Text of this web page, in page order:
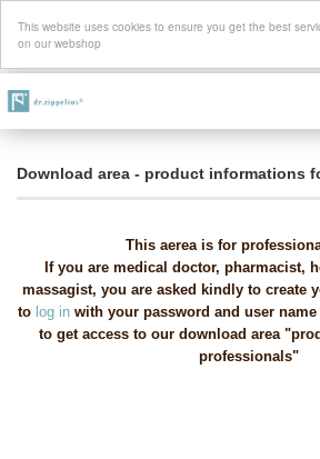
This website uses cookies to ensure you get the best
on our webshop
Download area - product informations
This aerea is for
If you are medical doctor, pharmacist,
massagist, you are asked kindly to create
to log inwith your password and user
to get access to our download area
professionals"